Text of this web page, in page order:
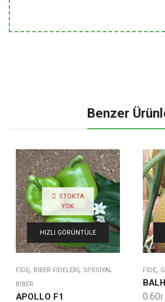
Benzer
STOKTA
YOK
HIZLI GÖRÜNTÜLE
FIDE, BIBER FIDELERI , SPESIYAL
BIBER
APOLLO F1
FIDE,
0.60